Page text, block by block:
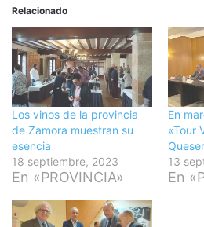
Relacionado
Los vinos de la provincia
de Zamora muestran su
esencia
18 septiembre, 2023
En «PROVINCIA»
En
«Tour
13
En